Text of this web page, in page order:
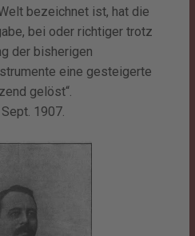
bezeichnet ist, hat die
bei oder richtiger trotz
der bisherigen
eine gesteigerte
gelöst“.
1907.